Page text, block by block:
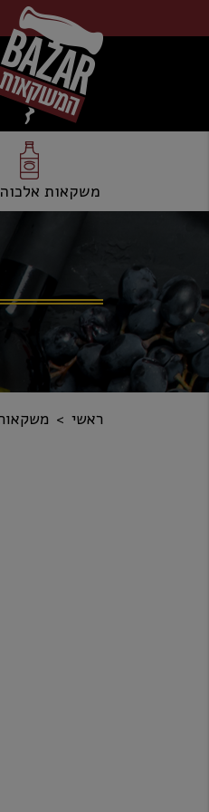
משקאות
ראשי